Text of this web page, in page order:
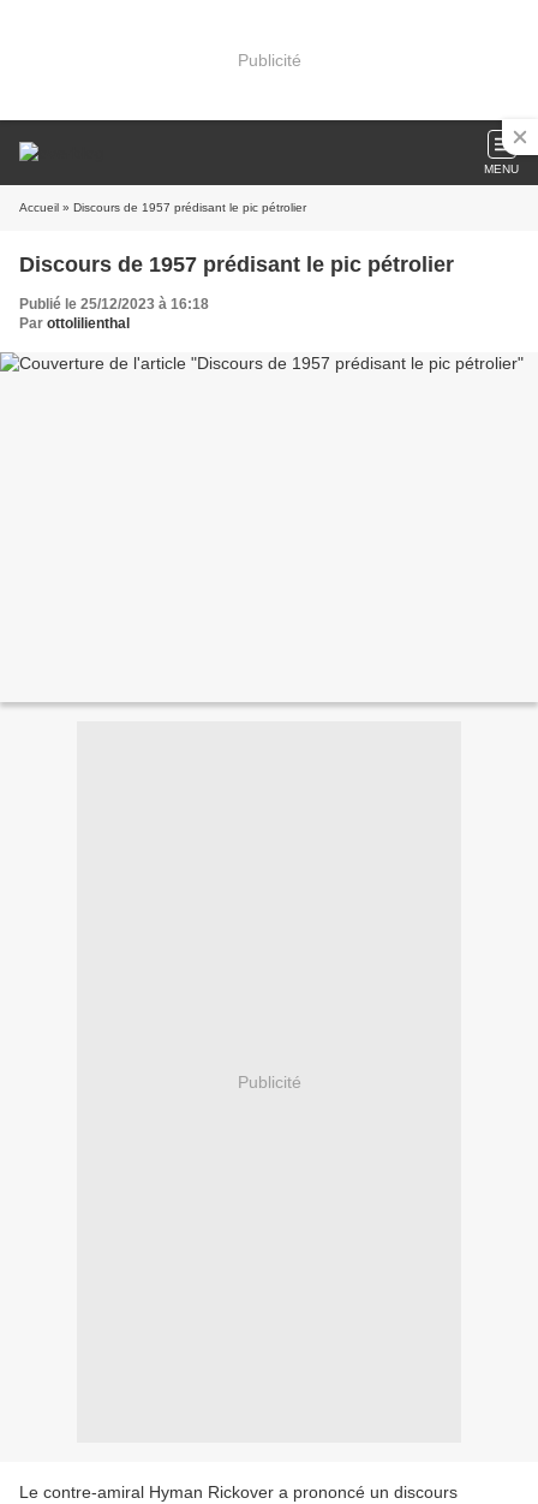
Publicité
MENU
Accueil » Discours de 1957 prédisant le pic pétrolier
Discours de 1957 prédisant le pic pétrolier
Publié le 25/12/2023 à 16:18
Par ottolilienthal
Publicité
Le contre-amiral Hyman Rickover a prononcé un discours